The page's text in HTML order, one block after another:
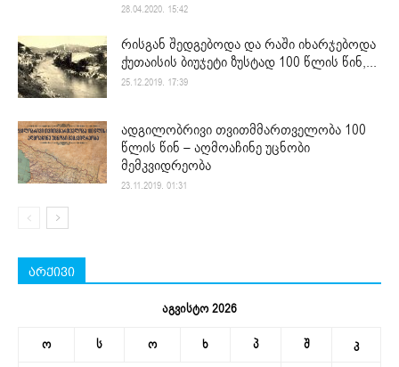
28.04.2020. 15:42
რისგან შედგებოდა და რაში იხარჯებოდა
ქუთაისის ბიუჯეტი ზუსტად 100 წლის წინ,...
25.12.2019. 17:39
ადგილობრივი თვითმმართველობა 100
წლის წინ – აღმოაჩინე უცნობი
მემკვიდრეობა
23.11.2019. 01:31
არქივი
აგვისტო 2026
ო ს ო ხ პ შ კ